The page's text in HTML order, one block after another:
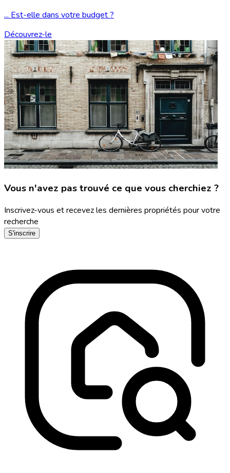
... Est-elle dans votre budget ?
Découvrez-le
Vous n'avez pas trouvé ce que vous cherchiez ?
Inscrivez-vous et recevez les dernières propriétés pour votre
recherche
S'inscrire